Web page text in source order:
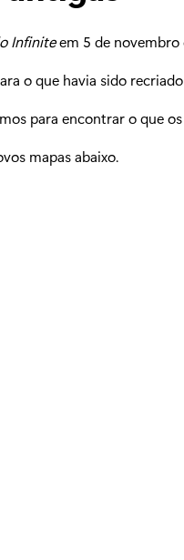
Infiniteem 5 de novembro
o que havia sido
para encontrar o que
mapas abaixo.